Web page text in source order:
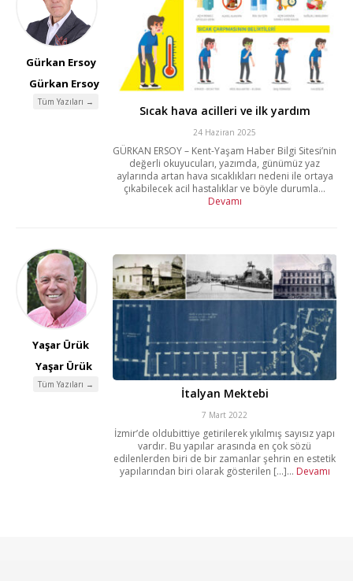
Gürkan Ersoy
Gürkan Ersoy
Tüm Yazıları →
Sıcak hava acilleri ve ilk yardım
24 Haziran 2025
GÜRKAN ERSOY – Kent-Yaşam Haber Bilgi Sitesi’nin
değerli okuyucuları, yazımda, günümüz yaz
aylarında artan hava sıcaklıkları nedeni ile ortaya
çıkabilecek acil hastalıklar ve böyle durumla...
Devamı
Yaşar Ürük
Yaşar Ürük
Tüm Yazıları →
İtalyan Mektebi
7 Mart 2022
İzmir’de oldubittiye getirilerek yıkılmış sayısız yapı
vardır. Bu yapılar arasında en çok sözü
edilenlerden biri de bir zamanlar şehrin en estetik
yapılarından biri olarak gösterilen [...]... Devamı